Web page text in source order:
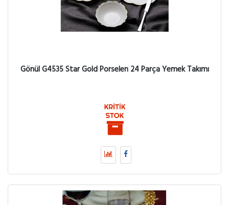
Gönül G4535 Star Gold Porselen 24 Parça Yemek Takımı